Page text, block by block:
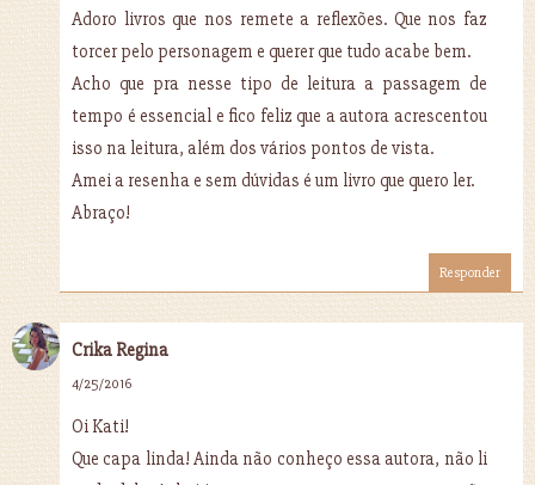
Adoro livros que nos remete a reflexões. Que nos faz
torcer pelo personagem e querer que tudo acabe bem.
Acho que pra nesse tipo de leitura a passagem de
tempo é essencial e fico feliz que a autora acrescentou
isso na leitura, além dos vários pontos de vista.
Amei a resenha e sem dúvidas é um livro que quero ler.
Abraço!
Responder
Crika Regina
4/25/2016
Oi Kati!
Que capa linda! Ainda não conheço essa autora, não li